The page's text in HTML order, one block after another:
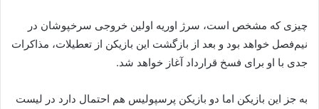
چیزی که مشخص است، سرژ اوریه اولین خروجی سرخپوشان در
نیم‌فصل خواهد بود و بعد از بازگشت این بازیکن از تعطیلات، مذاکرات
جدی با او برای فسخ قرارداد آغاز خواهد شد.
به جز این بازیکن اما دو بازیکن پرسپولیس هم احتمال دارد در لیست